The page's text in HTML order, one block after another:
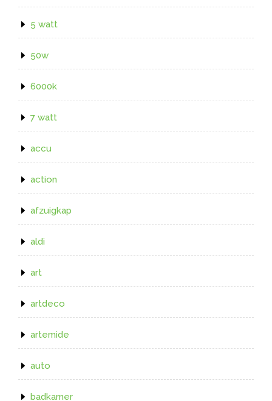
5 watt
50w
6000k
7 watt
accu
action
afzuigkap
aldi
art
artdeco
artemide
auto
badkamer